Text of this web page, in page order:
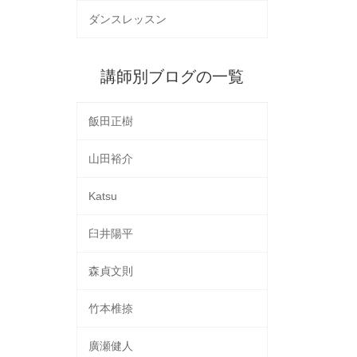
ダンスレッスン
講師別ブログの一覧
飯田正樹
山田裕介
Katsu
臼井陽平
森貞文則
竹本椎捺
廣瀬健人